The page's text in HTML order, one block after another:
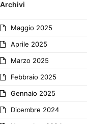
Archivi
Maggio 2025
Aprile 2025
Marzo 2025
Febbraio 2025
Gennaio 2025
Dicembre 2024